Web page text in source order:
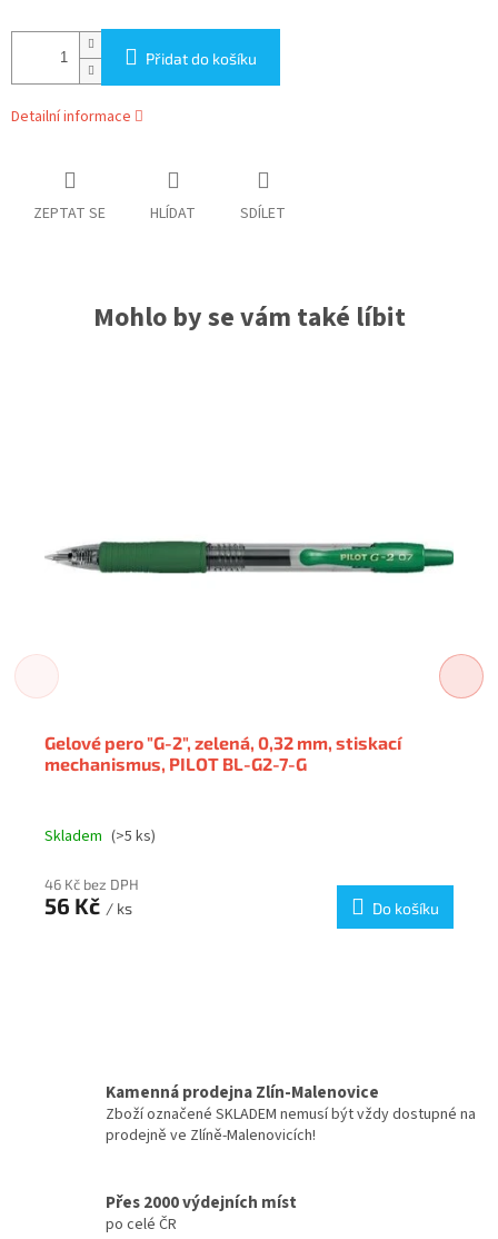
Přidat do košíku
Detailní informace
ZEPTAT SE HLÍDAT SDÍLET
Mohlo by se vám také líbit
Gelové pero "G-2", zelená, 0,32 mm, stiskací
mechanismus, PILOT BL-G2-7-G
Skladem (>5 ks)
46 Kč bez DPH
56 Kč / ks Do košíku
Kamenná prodejna Zlín-Malenovice
Zboží označené SKLADEM nemusí být vždy dostupné na
prodejně ve Zlíně-Malenovicích!
Přes 2000 výdejních míst
po celé ČR